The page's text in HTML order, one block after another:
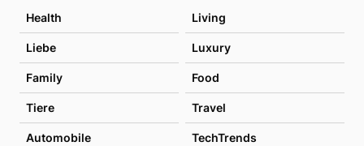
Health Living
Liebe Luxury
Family Food
Tiere Travel
Automobile TechTrends